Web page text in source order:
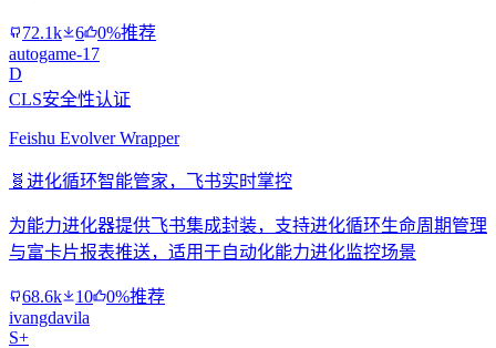
72.1k 6
0%推荐
autogame-17
D
CLS安全性认证
Feishu Evolver Wrapper
🧬 进化循环智能管家，飞书实时掌控
为能力进化器提供飞书集成封装，支持进化循环生命周期管理
与富卡片报表推送，适用于自动化能力进化监控场景
68.6k 10
0%推荐
ivangdavila
S+